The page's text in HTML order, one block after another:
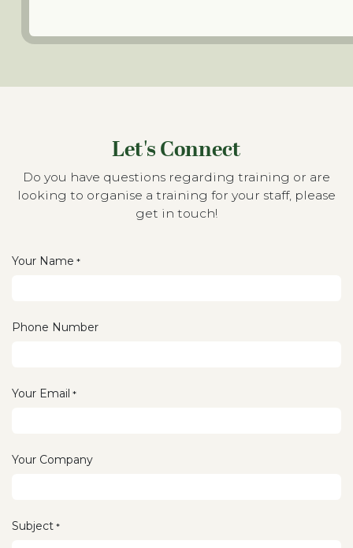
Let's Connect
Do you have questions regarding training or are
looking to organise a training for your staff, please
get in touch!
Your Name *
Phone Number
Your Email *
Your Company
Subject *